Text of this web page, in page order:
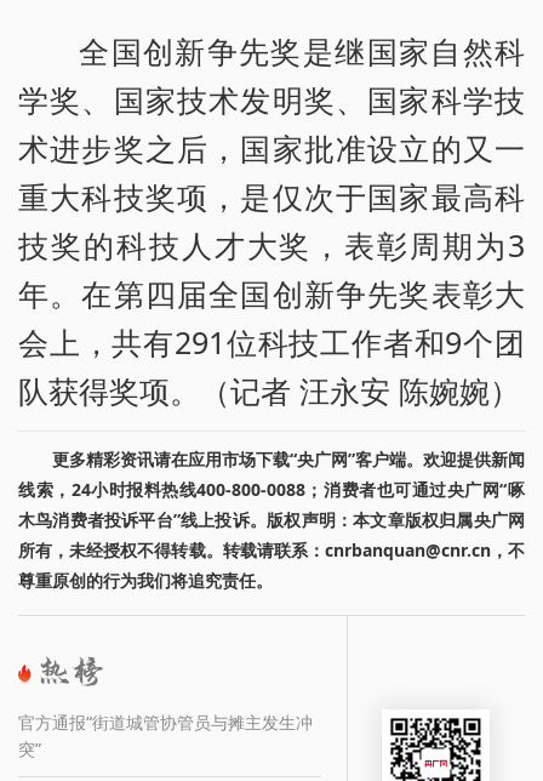
全国创新争先奖是继国家自然科
学奖、国家技术发明奖、国家科学技
术进步奖之后，国家批准设立的又一
重大科技奖项，是仅次于国家最高科
技奖的科技人才大奖，表彰周期为3
年。在第四届全国创新争先奖表彰大
会上，共有291位科技工作者和9个团
队获得奖项。（记者 汪永安 陈婉婉）
更多精彩资讯请在应用市场下载“央广网”客户端。欢迎提供新闻
线索，24小时报料热线400-800-0088；消费者也可通过央广网“啄
木鸟消费者投诉平台”线上投诉。版权声明：本文章版权归属央广网
所有，未经授权不得转载。转载请联系：cnrbanquan@cnr.cn，不
尊重原创的行为我们将追究责任。
官方通报“街道城管协管员与摊主发生冲
突”